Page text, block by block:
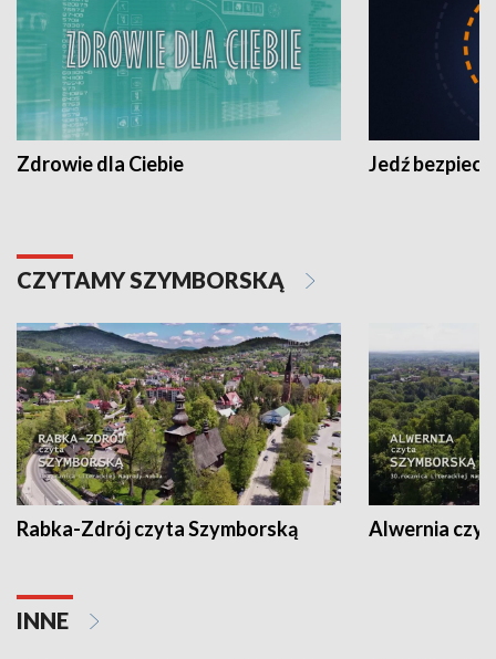
Zdrowie dla Ciebie Jedź
CZYTAMY SZYMBORSKĄ
Rabka-Zdrój czyta Szymborską Alwernia
INNE